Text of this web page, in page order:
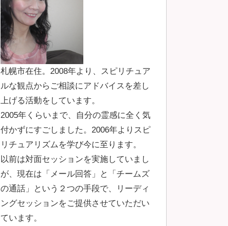
札幌市在住。2008年より、スピリチュア
ルな観点からご相談にアドバイスを差し
上げる活動をしています。
2005年くらいまで、自分の霊感に全く気
付かずにすごしました。2006年よりスピ
リチュアリズムを学び今に至ります。
以前は対面セッションを実施していまし
が、現在は「メール回答」と「チームズ
の通話」という２つの手段で、リーディ
ングセッションをご提供させていただい
ています。